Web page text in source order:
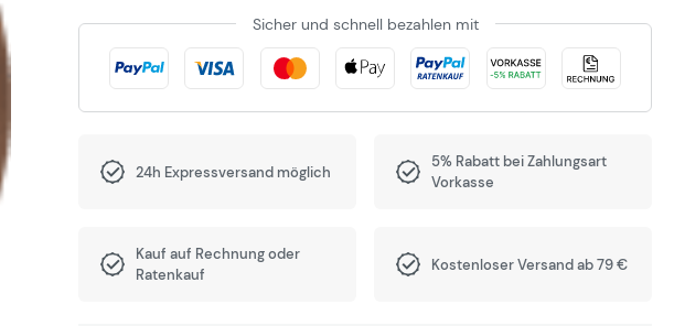
Sicher und schnell bezahlen mit
24h Expressversand möglich
5% Rabatt bei Zahlungsart
Vorkasse
Kauf auf Rechnung oder
Ratenkauf
Kostenloser Versand ab 79 €